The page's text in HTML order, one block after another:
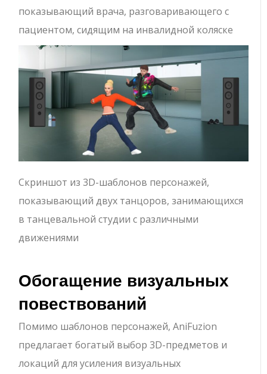
показывающий врача, разговаривающего с
пациентом, сидящим на инвалидной коляске
Скриншот из 3D-шаблонов персонажей,
показывающий двух танцоров, занимающихся
в танцевальной студии с различными
движениями
Обогащение визуальных
повествований
Помимо шаблонов персонажей, AniFuzion
предлагает богатый выбор 3D-предметов и
локаций для усиления визуальных